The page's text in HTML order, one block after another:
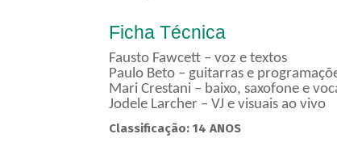
Ficha Técnica
Fausto Fawcett – voz e textos
Paulo Beto – guitarras e
Mari Crestani – baixo, saxofone e
Jodele Larcher – VJ e visuais ao vivo
Classificação: 14 ANOS